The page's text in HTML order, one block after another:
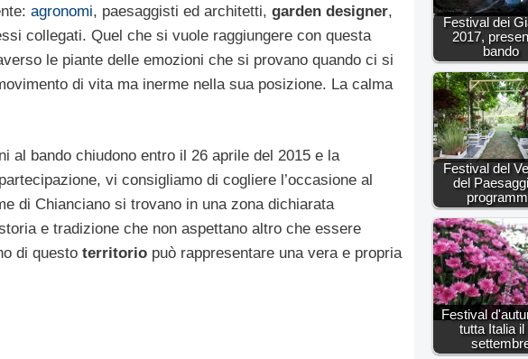
agronomi, paesaggisti ed architetti, garden designer,
collegati. Quel che si vuole raggiungere con questa
le piante delle emozioni che si provano quando ci si
di vita ma inerme nella sua posizione. La calma
al bando chiudono entro il 26 aprile del 2015 e la
vi consigliamo di cogliere l’occasione al
di Chianciano si trovano in una zona dichiarata
e tradizione che non aspettano altro che essere
di questoterritoriopuò rappresentare una vera e propria
Festival dei
2017,
bando
Festival del
del
Festival
tutta Italia il